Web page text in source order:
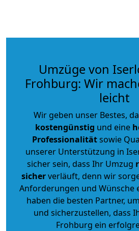
Umzüge von
Frohburg: Wir
leicht
Wir geben unser Bestes,
kostengünstig und eine
Professionalitätsowie
unserer Unterstützung in
sicher sein, dass Ihr Umzug
sicherverläuft, denn wir
Anforderungen und Wünsche
haben die besten Partner,
und sicherzustellen, dass
Frohburg ein